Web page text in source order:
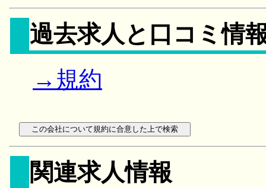
過去求人と口コミ情
→規約
関連求人情報